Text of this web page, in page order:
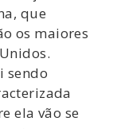
que
os maiores
sendo
ela vão se